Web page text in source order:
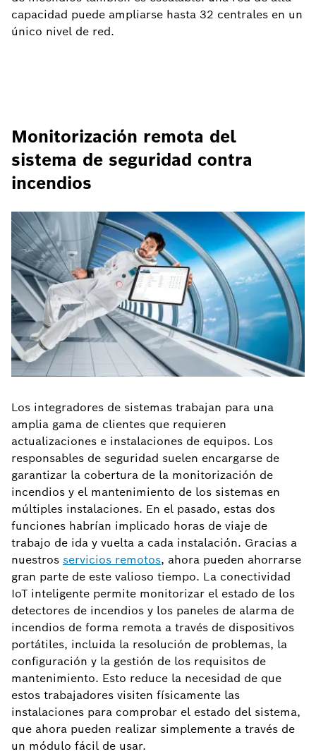
capacidad puede ampliarse hasta 32 centrales en un
único nivel de red.
Monitorización remota del
sistema de seguridad contra
incendios
Los integradores de sistemas trabajan para una
amplia gama de clientes que requieren
actualizaciones e instalaciones de equipos. Los
responsables de seguridad suelen encargarse de
garantizar la cobertura de la monitorización de
incendios y el mantenimiento de los sistemas en
múltiples instalaciones. En el pasado, estas dos
funciones habrían implicado horas de viaje de
trabajo de ida y vuelta a cada instalación. Gracias a
nuestros servicios remotos, ahora pueden ahorrarse
gran parte de este valioso tiempo. La conectividad
IoT inteligente permite monitorizar el estado de los
detectores de incendios y los paneles de alarma de
incendios de forma remota a través de dispositivos
portátiles, incluida la resolución de problemas, la
configuración y la gestión de los requisitos de
mantenimiento. Esto reduce la necesidad de que
estos trabajadores visiten físicamente las
instalaciones para comprobar el estado del sistema,
que ahora pueden realizar simplemente a través de
un módulo fácil de usar.